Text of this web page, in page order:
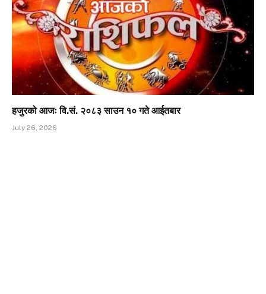
हजुरको आजः वि.सं. २०८३ साउन १० गते आईतबार
July 26, 2026